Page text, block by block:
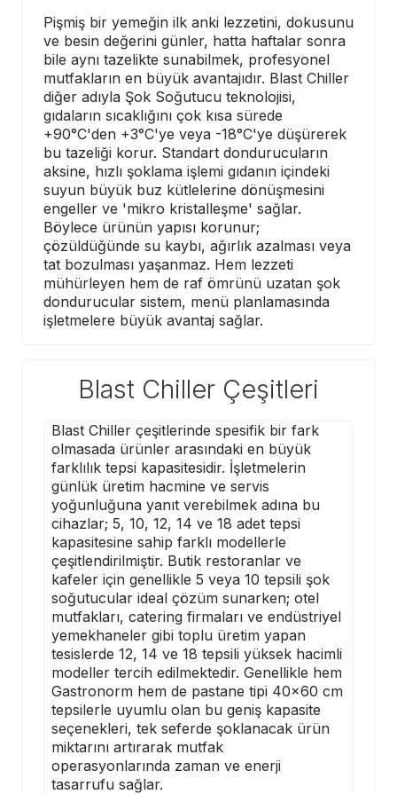
Pişmiş bir yemeğin ilk anki lezzetini, dokusunu
ve besin değerini günler, hatta haftalar sonra
bile aynı tazelikte sunabilmek, profesyonel
mutfakların en büyük avantajıdır. Blast Chiller
diğer adıyla Şok Soğutucu teknolojisi,
gıdaların sıcaklığını çok kısa sürede
+90°C'den +3°C'ye veya -18°C'ye düşürerek
bu tazeliği korur. Standart dondurucuların
aksine, hızlı şoklama işlemi gıdanın içindeki
suyun büyük buz kütlelerine dönüşmesini
engeller ve 'mikro kristalleşme' sağlar.
Böylece ürünün yapısı korunur;
çözüldüğünde su kaybı, ağırlık azalması veya
tat bozulması yaşanmaz. Hem lezzeti
mühürleyen hem de raf ömrünü uzatan şok
dondurucular sistem, menü planlamasında
işletmelere büyük avantaj sağlar.
Blast Chiller Çeşitleri
Blast Chiller çeşitlerinde spesifik bir fark
olmasada ürünler arasındaki en büyük
farklılık tepsi kapasitesidir. İşletmelerin
günlük üretim hacmine ve servis
yoğunluğuna yanıt verebilmek adına bu
cihazlar; 5, 10, 12, 14 ve 18 adet tepsi
kapasitesine sahip farklı modellerle
çeşitlendirilmiştir. Butik restoranlar ve
kafeler için genellikle 5 veya 10 tepsili şok
soğutucular ideal çözüm sunarken; otel
mutfakları, catering firmaları ve endüstriyel
yemekhaneler gibi toplu üretim yapan
tesislerde 12, 14 ve 18 tepsili yüksek hacimli
modeller tercih edilmektedir. Genellikle hem
Gastronorm hem de pastane tipi 40x60 cm
tepsilerle uyumlu olan bu geniş kapasite
seçenekleri, tek seferde şoklanacak ürün
miktarını artırarak mutfak
operasyonlarında zaman ve enerji
tasarrufu sağlar.